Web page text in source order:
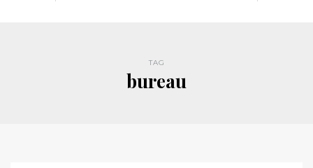
TAG
bureau